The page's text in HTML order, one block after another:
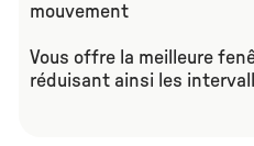
mouvement
Vous offre la meilleure
réduisant ainsi les